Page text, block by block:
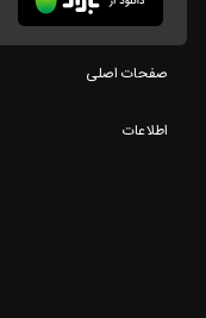
صفحات اصلی
اطلاعات